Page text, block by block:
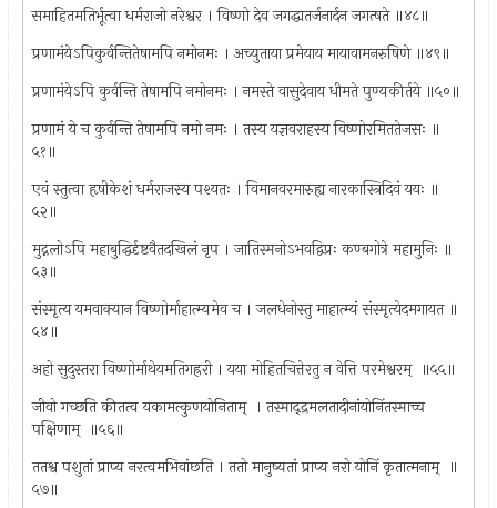
समाहितमतिर्भूत्वा धर्मराजो नरेश्वर । विष्णो देव जगद्धातर्जनार्दन जगत्षते ॥४८॥
प्रणामंयेऽपिकुर्वन्तितेषामपि नमोनमः । अच्युताया प्रमेयाय मायावामनरुषिणे ॥४९॥
प्रणामंयेऽपि कुर्वन्ति तेषामपि नमोनमः । नमस्ते वासुदेवाय धीमते पुण्यकीर्तये ॥५०॥
प्रणामं ये च कुर्वन्ति तेषामपि नमो नमः । तस्य यज्ञवराहस्य विष्णोरमिततेजसः ॥
५१॥
एवं स्तुत्वा हृषीकेशं धर्मराजस्य पश्यतः । विमानवरमारुह्य नारकास्त्रिदिवं ययः ॥
५२॥
मुद्नलोऽपि महाबुद्धिर्दृष्टवैतदखिलं नृप । जातिस्मनोऽभवद्विप्रः कण्बगोत्रे महामुनिः ॥
५३॥
संस्मृत्य यमवाक्यान विष्णोर्माहात्म्यमेव च । जलधेनोस्तु माहात्म्यं संस्मृत्येदमगायत ॥
५४॥
अहो सुदुस्तरा विष्णोर्माथेयमतिगह्ररी । यया मोहितचित्तेरतु न वेत्ति परमेश्वरम् ‍ ॥५५॥
जीवो गच्छति कीतत्व यकामत्कुणयोनिताम् ‍ । तस्माद्‌द्रमलतादीनांयोनिंतस्माच्च
पक्षिणाम् ‍ ॥५६॥
ततश्व पशुतां प्राप्य नरत्वमभिवांछति । ततो मानुष्यतां प्राप्य नरो योनिं कृतात्मनाम् ‍ ॥
५७॥